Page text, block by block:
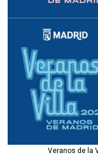
Veranos de la